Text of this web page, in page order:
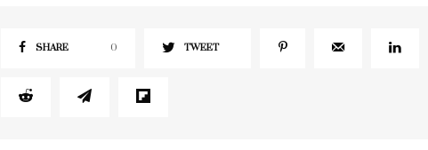
SHARE 0 TWEET